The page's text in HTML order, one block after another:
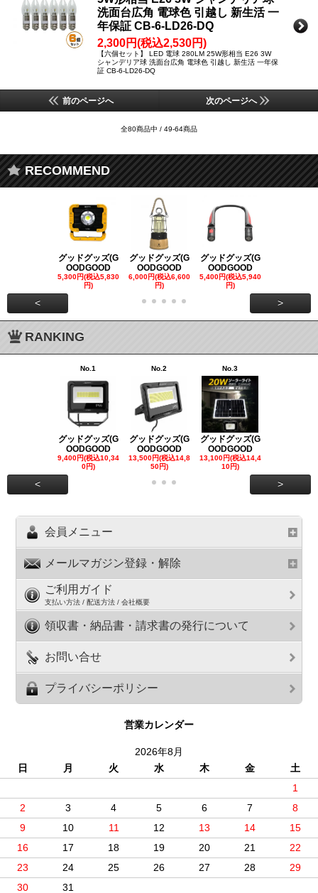
洗面台広角 電球色 引越し 新生活 一
年保証 CB-6-LD26-DQ
2,300円(税込2,530円)
【六個セット】 LED 電球 280LM 25W形相当 E26 3W
シャンデリア球 洗面台広角 電球色 引越し 新生活 一年保
証 CB-6-LD26-DQ
前のページへ 次のページへ
全80商品中 / 49-64商品
RECOMMEND
グッドグッズ(G
OODGOOD
5,300円(税込5,830
円)
グッドグッズ(G
OODGOOD
6,000円(税込6,600
円)
グッドグッズ(G
OODGOOD
5,400円(税込5,940
円)
< >
RANKING
No.1
グッドグッズ(G
OODGOOD
9,400円(税込10,34
0円)
No.2
グッドグッズ(G
OODGOOD
13,500円(税込14,8
50円)
No.3
グッドグッズ(G
OODGOOD
13,100円(税込14,4
10円)
< >
会員メニュー
メールマガジン登録・解除
ご利用ガイド
支払い方法 / 配送方法 / 会社概要
領収書・納品書・請求書の発行について
お問い合せ
プライバシーポリシー
営業カレンダー
2026年8月
日
月 火 水 木 金
土
1
2
3 4 5 6 7
8
9
10 11 12 13 14
15
16
17 18 19 20 21
22
23
24 25 26 27 28
29
30
31